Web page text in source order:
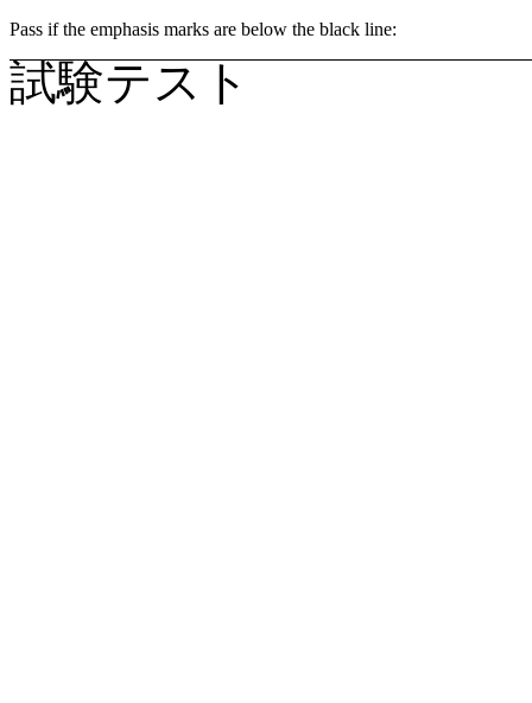
Pass if the emphasis marks are below the black line:
試験テスト